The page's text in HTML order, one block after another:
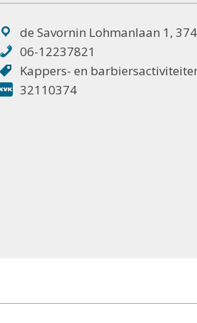
de Savornin Lohmanlaan 1,
06-12237821
Kappers- en
32110374